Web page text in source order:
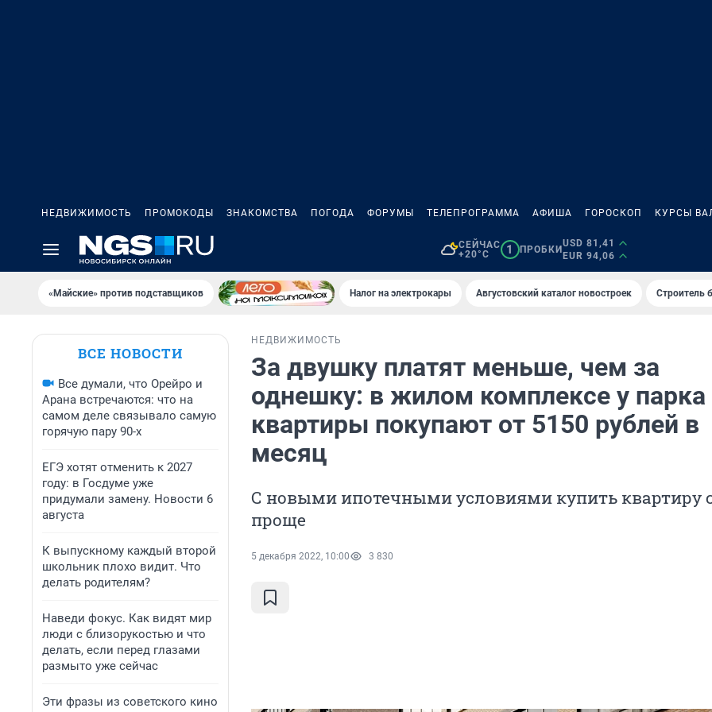
НЕДВИЖИМОСТЬ ПРОМОКОДЫ ЗНАКОМСТВА ПОГОДА ФОРУМЫ ТЕЛЕПРОГРАММА АФИША ГОРОСКОП КУРСЫ
СЕЙЧАС
+20°C
1 ПРОБКИ
USD 81,41
EUR 94,06
«Майские» против подставщиков Налог на электрокары Августовский каталог новостроек Строитель
ВСЕ НОВОСТИ
Все думали, что Орейро и
Арана встречаются: что на
самом деле связывало самую
горячую пару 90-х
ЕГЭ хотят отменить к 2027
году: в Госдуме уже
придумали замену. Новости 6
августа
К выпускному каждый второй
школьник плохо видит. Что
делать родителям?
Наведи фокус. Как видят мир
люди с близорукостью и что
делать, если перед глазами
размыто уже сейчас
Эти фразы из советского кино
НЕДВИЖИМОСТЬ
За двушку платят меньше, чем за
однешку: в жилом комплексе у парка
квартиры покупают от 5150 рублей в
месяц
С новыми ипотечными условиями купить квартиру
проще
5 декабря 2022, 10:00 3 830